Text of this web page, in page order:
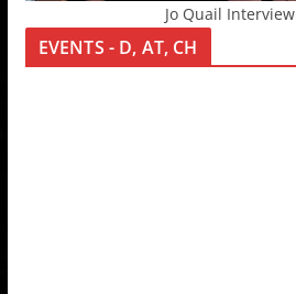
Jo Quail Interview
EVENTS - D, AT, CH